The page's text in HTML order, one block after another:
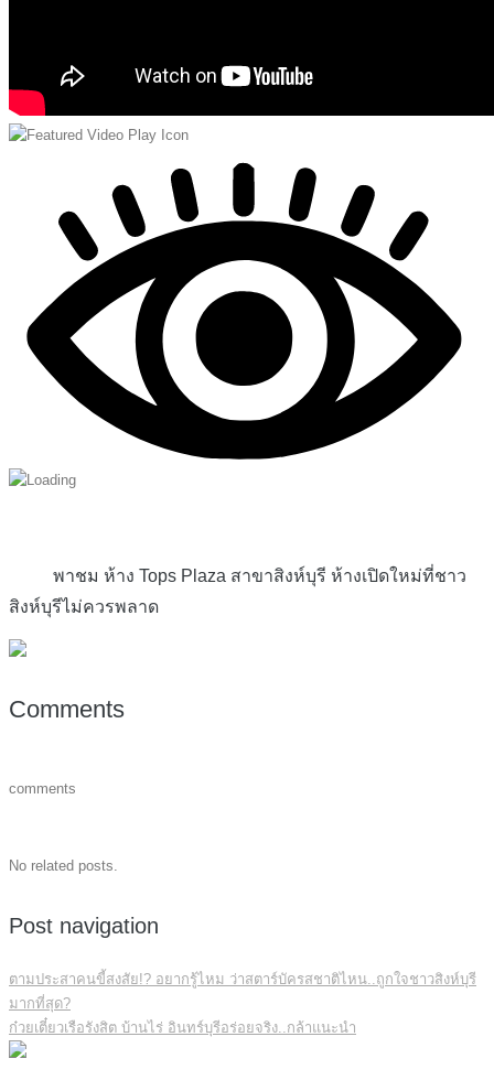
พาชม ห้าง Tops Plaza สาขาสิงห์บุรี ห้างเปิดใหม่ที่ชาว
สิงห์บุรีไม่ควรพลาด
Comments
comments
No related posts.
Post navigation
ตามประสาคนขี้สงสัย!? อยากรู้ไหม ว่าสตาร์บัครสชาติไหน..ถูกใจชาวสิงห์บุรี
มากที่สุด?
ก๋วยเตี๋ยวเรือรังสิต บ้านไร่ อินทร์บุรีอร่อยจริง..กล้าแนะนำ